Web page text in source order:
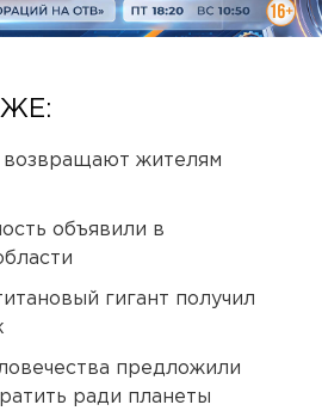
жителям
объявили в
гигант получил
предложили
ради планеты